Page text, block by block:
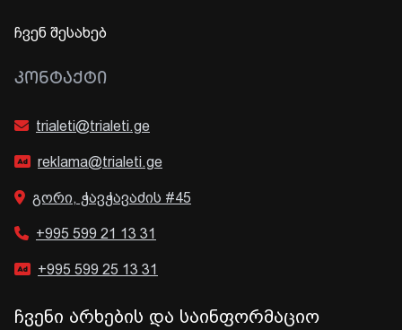
ჩვენ შესახებ
ᲙᲝᲜᲢᲐᲥᲢᲘ
trialeti@trialeti.ge
reklama@trialeti.ge
გორი, ჭავჭავაძის #45
+995 599 21 13 31
+995 599 25 13 31
ჩვენი არხების და საინფორმაციო